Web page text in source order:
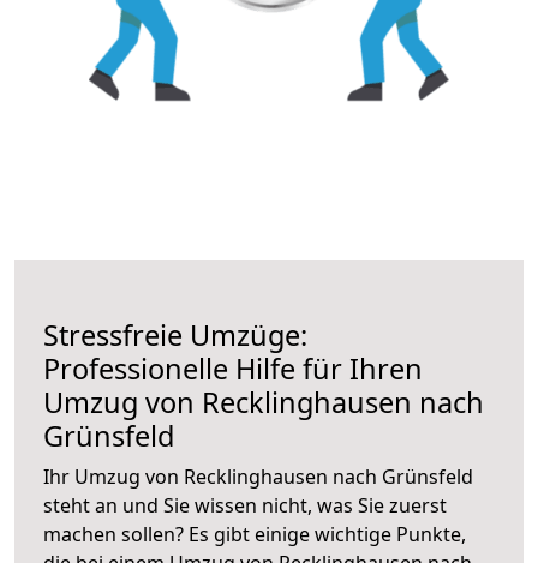
Stressfreie Umzüge:
Professionelle Hilfe für Ihren
Umzug von Recklinghausen nach
Grünsfeld
Ihr Umzug von Recklinghausen nach Grünsfeld
steht an und Sie wissen nicht, was Sie zuerst
machen sollen? Es gibt einige wichtige Punkte,